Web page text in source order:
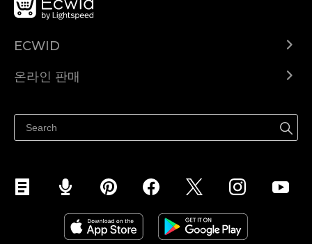
ECWID
도움말 센터
온라인 판매
페이스북에서 판매하기
인스타그램에서 판매하기